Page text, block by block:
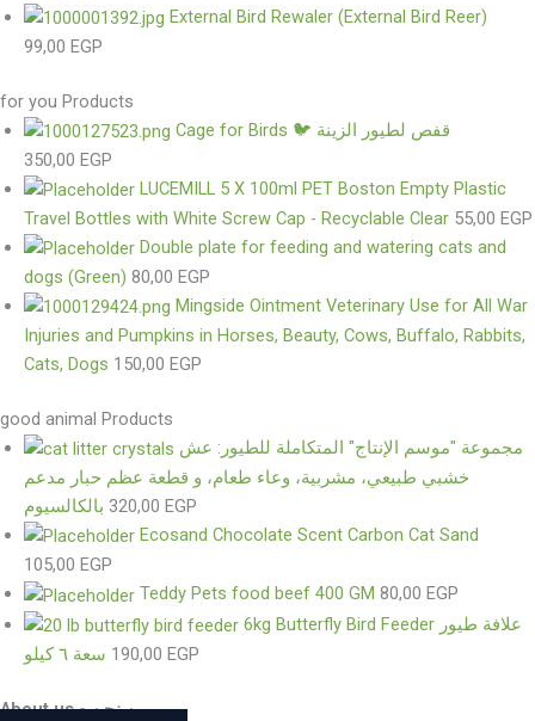
External Bird Rewaler (External Bird Reer)
99,00 EGP
for you Products
Cage for Birds 🐦 قفص لطيور الزينة
350,00 EGP
LUCEMILL 5 X 100ml PET Boston Empty Plastic
Travel Bottles with White Screw Cap - Recyclable Clear 55,00 EGP
Double plate for feeding and watering cats and
dogs (Green) 80,00 EGP
Mingside Ointment Veterinary Use for All War
Injuries and Pumpkins in Horses, Beauty, Cows, Buffalo, Rabbits,
Cats, Dogs 150,00 EGP
good animal Products
مجموعة "موسم الإنتاج" المتكاملة للطيور: عش
خشبي طبيعي، مشربية، وعاء طعام، و قطعة عظم حبار مدعم
بالكالسيوم 320,00 EGP
Ecosand Chocolate Scent Carbon Cat Sand
105,00 EGP
Teddy Pets food beef 400 GM 80,00 EGP
6kg Butterfly Bird Feeder علافة طيور
سعة ٦ كيلو 190,00 EGP
About us - من نحن